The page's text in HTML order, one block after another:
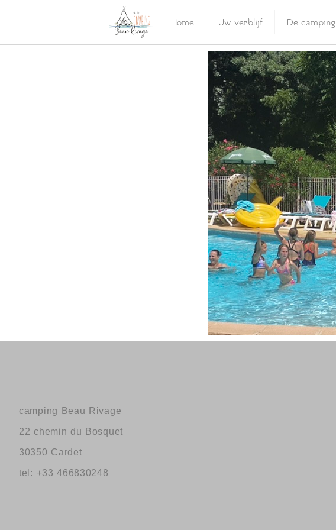
Home Uw verblijf De camping
camping Beau Rivage
22 chemin du Bosquet
30350 Cardet
tel: +33 466830248